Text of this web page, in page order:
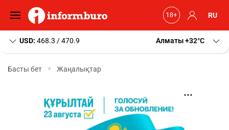
RU
USD: 468.3 / 470.9 Алматы+32 C
Басты бет Жаңалықтар